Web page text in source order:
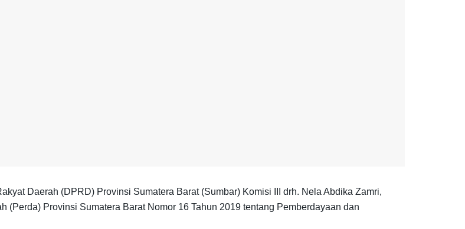
Daerah (DPRD) Provinsi Sumatera Barat (Sumbar) Komisi III drh. Nela Abdika Zamri,
Provinsi Sumatera Barat Nomor 16 Tahun 2019 tentang Pemberdayaan dan